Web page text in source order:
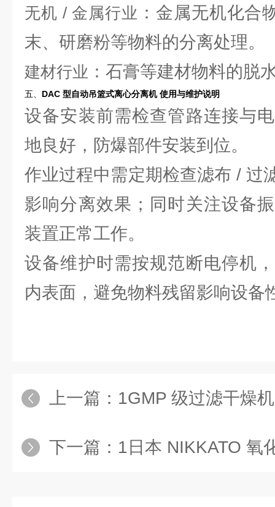
无机 / 金属行业 ：金属无机化合
末、研磨粉等物料的分离处理。
建材行业 ：石膏等建材物料的脱
五、 DAC 型自动吊篮式离心分离机 使用与维护说明
设备安装前需检查管路连接与
地良好，防爆部件安装到位。
作业过程中需定期检查滤布 / 过
影响分离效果；同时关注设备
装置正常工作。
设备维护时需按规范断电停机
内表面，避免物料残留影响设备
上一篇： 1GMP 级过滤干燥机
下一篇： 1日本 NIKKATO 氧